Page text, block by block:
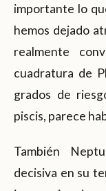
importante lo
hemos dejado
realmente
cuadratura de
grados de
piscis, parece
También
decisiva en su